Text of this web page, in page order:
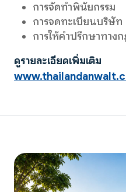
การจัดทำพินัยกรรม
การจดทะเบียนบริษัท
การให้คำปรึกษาทาง
ดูรายละเอียดเพิ่มเติม